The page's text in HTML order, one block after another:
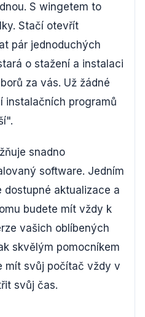
S wingetem to
Stačí otevřít
pár jednoduchých
o stažení a instalaci
za vás. Už žádné
instalačních programů
snadno
software. Jedním
dostupné aktualizace a
budete mít vždy k
vašich oblíbených
skvělým pomocníkem
mít svůj počítač vždy v
svůj čas.